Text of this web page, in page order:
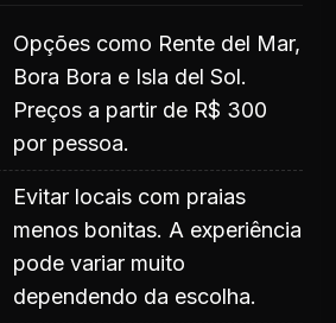
Opções como Rente del Mar,
Bora Bora e Isla del Sol.
Preços a partir de R$ 300
por pessoa.
Evitar locais com praias
menos bonitas. A experiência
pode variar muito
dependendo da escolha.